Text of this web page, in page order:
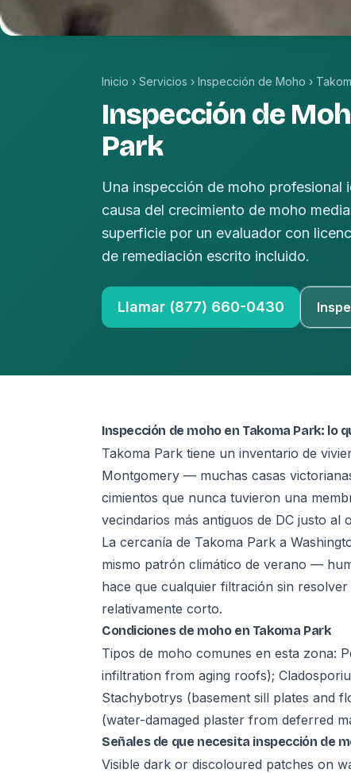
Inicio › Servicios › Inspección de Moho ›
Inspección de
Park
Una inspección de moho profesional
causa del crecimiento de moho
superficie por un evaluador con
de remediación escrito incluido.
Llamar (877) 660-0430
Inspección de moho en Takoma Park: lo
Takoma Park tiene un inventario de
Montgomery — muchas casas
cimientos que nunca tuvieron una
vecindarios más antiguos de DC justo al
La cercanía de Takoma Park a
mismo patrón climático de verano —
hace que cualquier filtración sin
relativamente corto.
Condiciones de moho en Takoma Park
Tipos de moho comunes en esta zona:
infiltration from aging roofs);
Stachybotrys (basement sill plates and
(water-damaged plaster from deferred
Señales de que necesita inspección de
Visible dark or discoloured patches on